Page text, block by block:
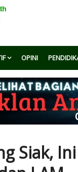
OPINI
Siak,